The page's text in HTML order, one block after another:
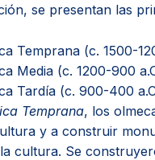
se presentan las
Temprana (c. 1500-
Media (c. 1200-900
Tardía (c. 900-400
Temprana, los
y a construir
cultura. Se